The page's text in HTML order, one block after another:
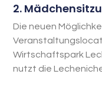
2.
Die neuen
Wirtschaftspark
nutzt die